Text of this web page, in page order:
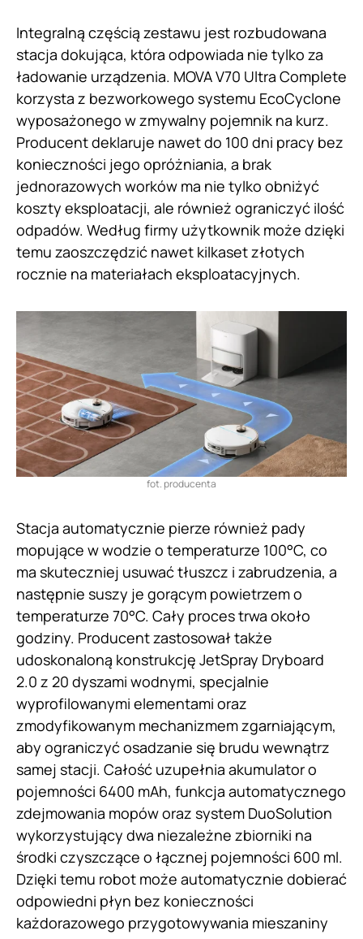
Integralną częścią zestawu jest rozbudowana
stacja dokująca, która odpowiada nie tylko za
ładowanie urządzenia. MOVA V70 Ultra Complete
korzysta z bezworkowego systemu EcoCyclone
wyposażonego w zmywalny pojemnik na kurz.
Producent deklaruje nawet do 100 dni pracy bez
konieczności jego opróżniania, a brak
jednorazowych worków ma nie tylko obniżyć
koszty eksploatacji, ale również ograniczyć ilość
odpadów. Według firmy użytkownik może dzięki
temu zaoszczędzić nawet kilkaset złotych
rocznie na materiałach eksploatacyjnych.
fot. producenta
Stacja automatycznie pierze również pady
mopujące w wodzie o temperaturze 100°C, co
ma skuteczniej usuwać tłuszcz i zabrudzenia, a
następnie suszy je gorącym powietrzem o
temperaturze 70°C. Cały proces trwa około
godziny. Producent zastosował także
udoskonaloną konstrukcję JetSpray Dryboard
2.0 z 20 dyszami wodnymi, specjalnie
wyprofilowanymi elementami oraz
zmodyfikowanym mechanizmem zgarniającym,
aby ograniczyć osadzanie się brudu wewnątrz
samej stacji. Całość uzupełnia akumulator o
pojemności 6400 mAh, funkcja automatycznego
zdejmowania mopów oraz system DuoSolution
wykorzystujący dwa niezależne zbiorniki na
środki czyszczące o łącznej pojemności 600 ml.
Dzięki temu robot może automatycznie dobierać
odpowiedni płyn bez konieczności
każdorazowego przygotowywania mieszaniny